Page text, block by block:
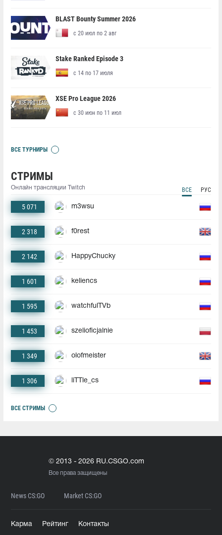
BLAST Bounty Summer 2026
с 20 июл по 2 авг
Stake Ranked Episode 3
с 14 по 17 июля
XSE Pro League 2026
с 30 июн по 11 июл
ВСЕ ТУРНИРЫ
СТРИМЫ
Онлайн трансляции Twitch ВСЕ РУС
5 071 m3wsu
2 318 f0rest
2 142 HappyChucky
1 601 keliencs
1 595 watchfulTVb
1 453 szelioficjalnie
1 349 olofmeister
1 306 liTTle_cs
ВСЕ СТРИМЫ
© 2013 - 2026 RU.CSGO.com
Все права защищены
News CS:GO Market CS:GO
Карма Рейтинг Контакты